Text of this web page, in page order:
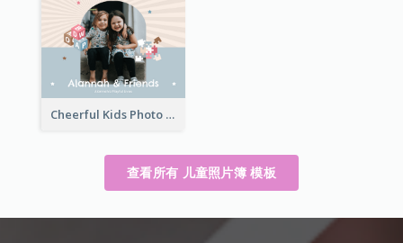
Cheerful Kids Photo Book
查看所有 儿童照片簿 模板